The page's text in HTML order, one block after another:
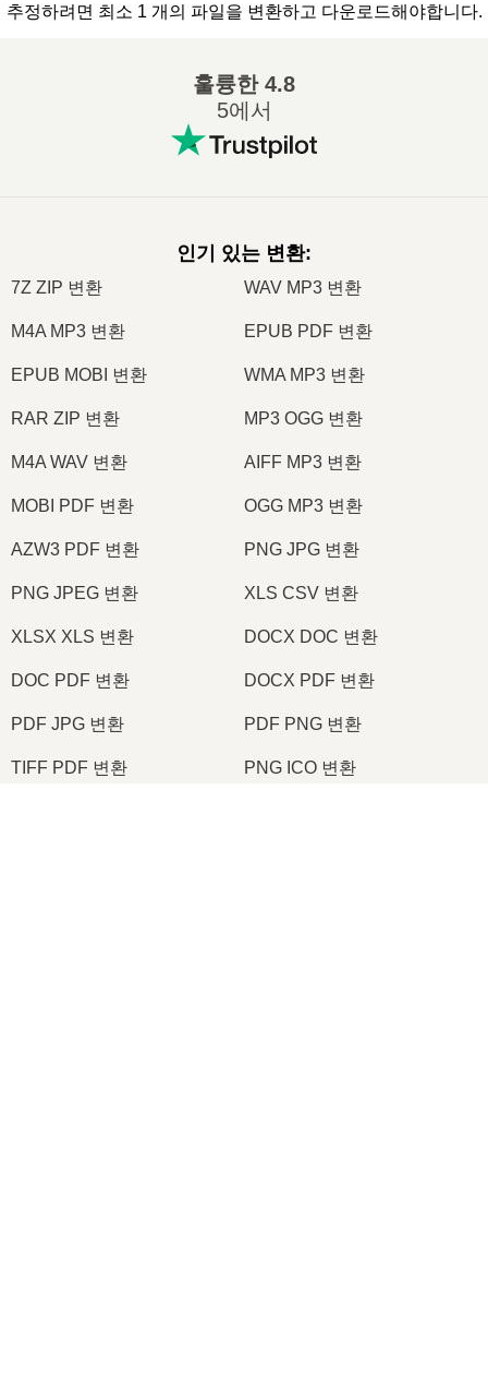
추정하려면 최소 1 개의 파일을 변환하고 다운로드해야합니다.
훌륭한4.8
5에서
인기 있는 변환:
7Z ZIP 변환 WAV MP3 변환
M4A MP3 변환 EPUB PDF 변환
EPUB MOBI 변환 WMA MP3 변환
RAR ZIP 변환 MP3 OGG 변환
M4A WAV 변환 AIFF MP3 변환
MOBI PDF 변환 OGG MP3 변환
AZW3 PDF 변환 PNG JPG 변환
PNG JPEG 변환 XLS CSV 변환
XLSX XLS 변환 DOCX DOC 변환
DOC PDF 변환 DOCX PDF 변환
PDF JPG 변환 PDF PNG 변환
TIFF PDF 변환 PNG ICO 변환